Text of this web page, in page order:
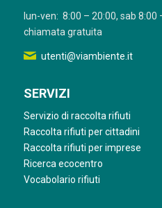
lun-ven: 8:00 – 20:00, sab 8:00
chiamata gratuita
utenti@viambiente.it
SERVIZI
Servizio di raccolta rifiuti
Raccolta rifiuti per cittadini
Raccolta rifiuti per imprese
Ricerca ecocentro
Vocabolario rifiuti